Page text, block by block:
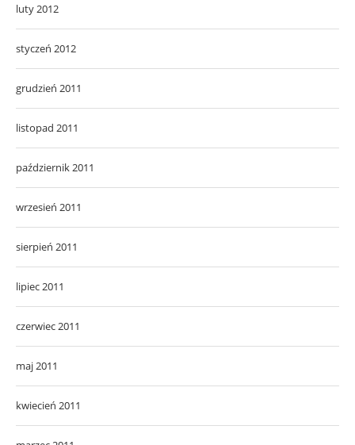
luty 2012
styczeń 2012
grudzień 2011
listopad 2011
październik 2011
wrzesień 2011
sierpień 2011
lipiec 2011
czerwiec 2011
maj 2011
kwiecień 2011